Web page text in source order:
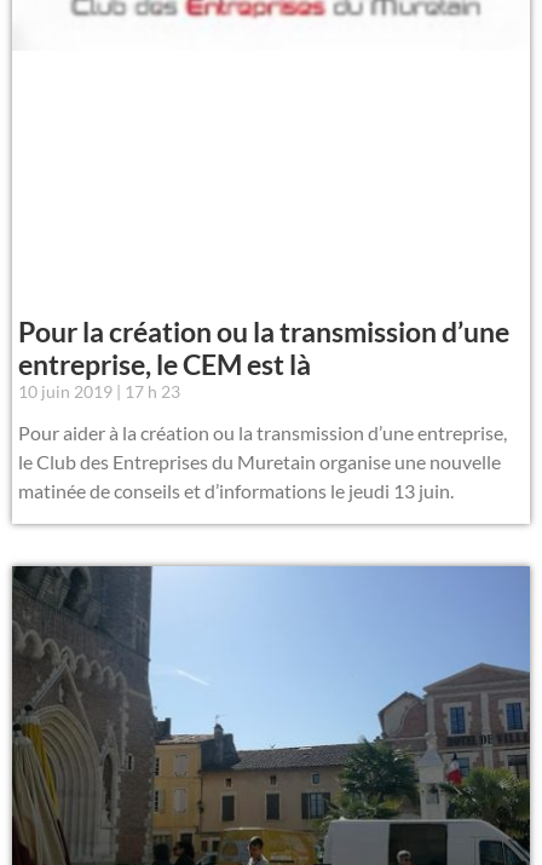
Pour la création ou la transmission d’une
entreprise, le CEM est là
10 juin 2019 17 h 23
Pour aider à la création ou la transmission d’une entreprise,
le Club des Entreprises du Muretain organise une nouvelle
matinée de conseils et d’informations le jeudi 13 juin.